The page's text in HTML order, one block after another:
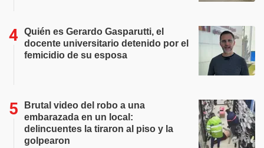
Quién es Gerardo Gasparutti, el
docente universitario detenido por el
femicidio de su esposa
Brutal video del robo a una
embarazada en un local:
delincuentes la tiraron al piso y la
golpearon